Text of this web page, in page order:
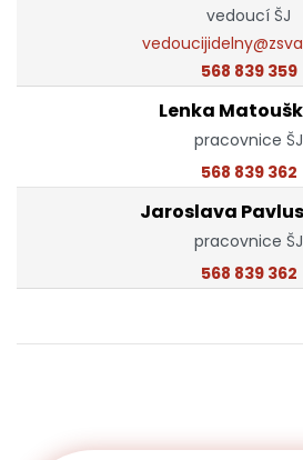
vedoucí ŠJ
568 839 359
Lenka
pracovnice ŠJ
568 839 362
Jaroslava
pracovnice ŠJ
568 839 362